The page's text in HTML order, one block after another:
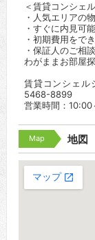
＜賃貸コンシェ
・人気エリアの
・すぐに内見可能
・初期費用をで
・保証人のご相
わがままお部屋
賃貸コンシェル
5468-8899
営業時間：
Map 地図